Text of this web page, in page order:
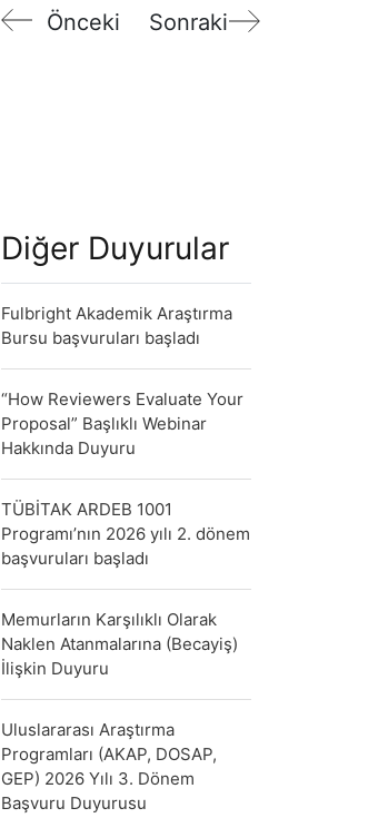
Önceki Sonraki
Diğer Duyurular
Fulbright Akademik Araştırma
Bursu başvuruları başladı
“How Reviewers Evaluate Your
Proposal” Başlıklı Webinar
Hakkında Duyuru
TÜBİTAK ARDEB 1001
Programı’nın 2026 yılı 2. dönem
başvuruları başladı
Memurların Karşılıklı Olarak
Naklen Atanmalarına (Becayiş)
İlişkin Duyuru
Uluslararası Araştırma
Programları (AKAP, DOSAP,
GEP) 2026 Yılı 3. Dönem
Başvuru Duyurusu